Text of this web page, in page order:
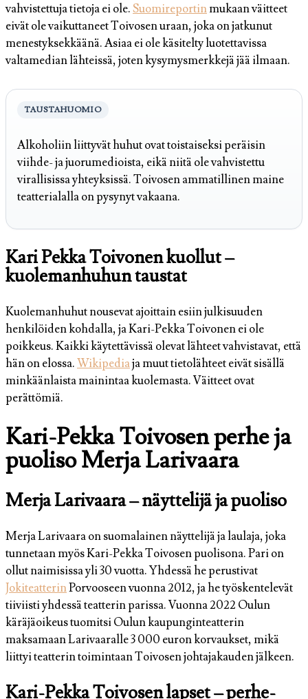
vahvistettuja tietoja ei ole.Suomireportinmukaan väitteet
eivät ole vaikuttaneet Toivosen uraan, joka on jatkunut
menestyksekkäänä. Asiaa ei ole käsitelty luotettavissa
valtamedian lähteissä, joten kysymysmerkkejä jää ilmaan.
TAUSTAHUOMIO
Alkoholiin liittyvät huhut ovat toistaiseksi peräisin
viihde- ja juorumedioista, eikä niitä ole vahvistettu
virallisissa yhteyksissä. Toivosen ammatillinen maine
teatterialalla on pysynyt vakaana.
Kari Pekka Toivonen kuollut –
kuolemanhuhun taustat
Kuolemanhuhut nousevat ajoittain esiin julkisuuden
henkilöiden kohdalla, ja Kari-Pekka Toivonen ei ole
poikkeus. Kaikki käytettävissä olevat lähteet vahvistavat, että
hän on elossa.Wikipediaja muut tietolähteet eivät sisällä
minkäänlaista mainintaa kuolemasta. Väitteet ovat
perättömiä.
Kari-Pekka Toivosen perhe ja
puoliso Merja Larivaara
Merja Larivaara – näyttelijä ja puoliso
Merja Larivaara on suomalainen näyttelijä ja laulaja, joka
tunnetaan myös Kari-Pekka Toivosen puolisona. Pari on
ollut naimisissa yli 30 vuotta. Yhdessä he perustivat
JokiteatterinPorvooseen vuonna 2012, ja he työskentelevät
tiiviisti yhdessä teatterin parissa. Vuonna 2022 Oulun
käräjäoikeus tuomitsi Oulun kaupunginteatterin
maksamaan Larivaaralle 3 000 euron korvaukset, mikä
liittyi teatterin toimintaan Toivosen johtajakauden jälkeen.
Kari-Pekka Toivosen lapset – perhe-